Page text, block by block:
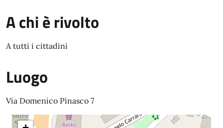
A chi è rivolto
A tutti i cittadini
Luogo
Via Domenico Pinasco 7